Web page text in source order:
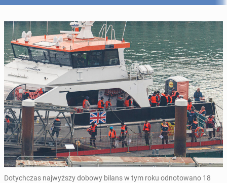
Dotychczas najwyższy dobowy bilans w tym roku odnotowano 18